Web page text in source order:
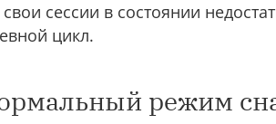
сессии в состоянии
цикл.
режим